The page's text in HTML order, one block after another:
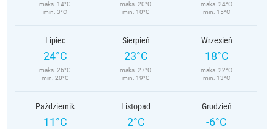
maks. 14°C
min. 3°C
maks. 20°C
min. 10°C
maks. 24°C
min. 15°C
Lipiec
24°C
maks. 26°C
min. 20°C
Sierpień
23°C
maks. 27°C
min. 19°C
Wrzesień
18°C
maks. 22°C
min. 13°C
Październik
11°C
Listopad
2°C
Grudzień
-6°C